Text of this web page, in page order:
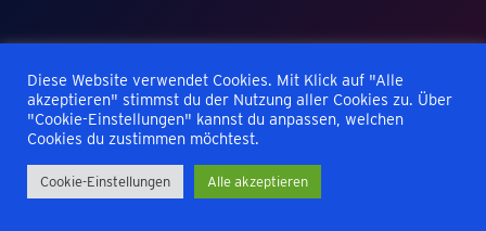
Diese Website verwendet Cookies. Mit Klick auf "Alle
akzeptieren" stimmst du der Nutzung aller Cookies zu. Über
"Cookie-Einstellungen" kannst du anpassen, welchen
Cookies du zustimmen möchtest.
Cookie-Einstellungen Alle akzeptieren